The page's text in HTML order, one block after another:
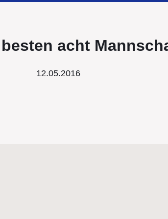
acht
12.05.2016